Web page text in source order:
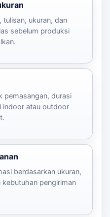
tulisan, ukuran, dan
sebelum produksi
pemasangan, durasi
indoor atau outdoor
berdasarkan ukuran,
pengiriman